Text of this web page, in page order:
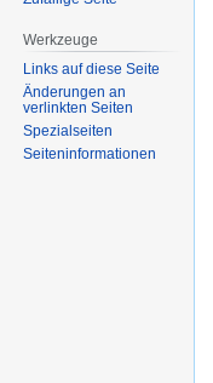
Werkzeuge
Links auf diese Seite
Änderungen an
verlinkten Seiten
Spezialseiten
Seiten­informationen